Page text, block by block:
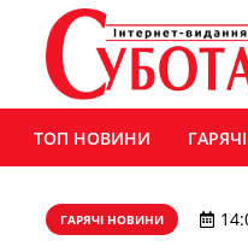
ТОП НОВИНИ
ГАРЯЧІ НОВИНИ